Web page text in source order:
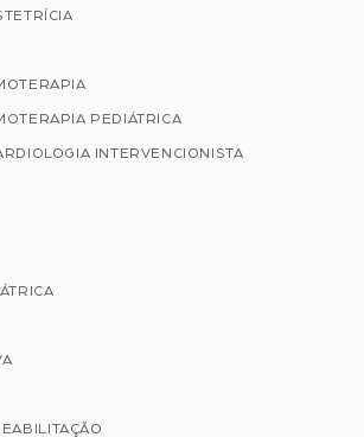
PEDIÁTRICA
INTERVENCIONISTA